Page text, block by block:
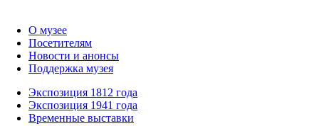
О музее
Посетителям
Новости и анонсы
Поддержка музея
Экспозиция 1812 года
Экспозиция 1941 года
Временные выставки